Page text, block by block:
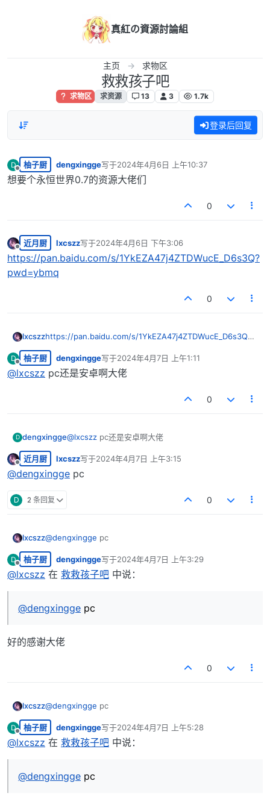
真紅の資源討論組
主页 求物区
救救孩子吧
求物区 求资源 13 3 1.7k
登录后回复
D
离线
柚子厨 dengxingge写于2024年4月6日 上午10:37
最后由 编辑
想要个永恒世界0.7的资源大佬们
0
离线
近月厨 lxcszz写于2024年4月6日 下午3:06
最后由 编辑
https://pan.baidu.com/s/1YkEZA47j4ZTDWucE_D6s3Q?
pwd=ybmq
0
lxcszzhttps://pan.baidu.com/s/1YkEZA47j4ZTDWucE_D6s3Q?
pwd=ybmq
D
离线
柚子厨 dengxingge写于2024年4月7日 上午1:11
最后由 编辑
@lxcszz pc还是安卓啊大佬
0
D dengxingge@lxcszz pc还是安卓啊大佬
离线
近月厨 lxcszz写于2024年4月7日 上午3:15
最后由 编辑
@dengxingge pc
D 2 条回复 0
lxcszz@dengxingge pc
D
离线
柚子厨 dengxingge写于2024年4月7日 上午3:29
最后由 编辑
@lxcszz 在 救救孩子吧 中说：
@dengxingge pc
好的感谢大佬
0
lxcszz@dengxingge pc
D
离线
柚子厨 dengxingge写于2024年4月7日 上午5:28
最后由 编辑
@lxcszz 在 救救孩子吧 中说：
@dengxingge pc